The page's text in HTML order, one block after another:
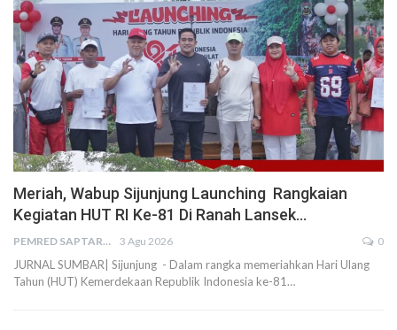
Meriah, Wabup Sijunjung Launching Rangkaian
Kegiatan HUT RI Ke-81 Di Ranah Lansek…
PEMRED SAPTARIUS 3 Agu 2026 0
JURNAL SUMBAR| Sijunjung - Dalam rangka memeriahkan Hari Ulang
Tahun (HUT) Kemerdekaan Republik Indonesia ke-81…